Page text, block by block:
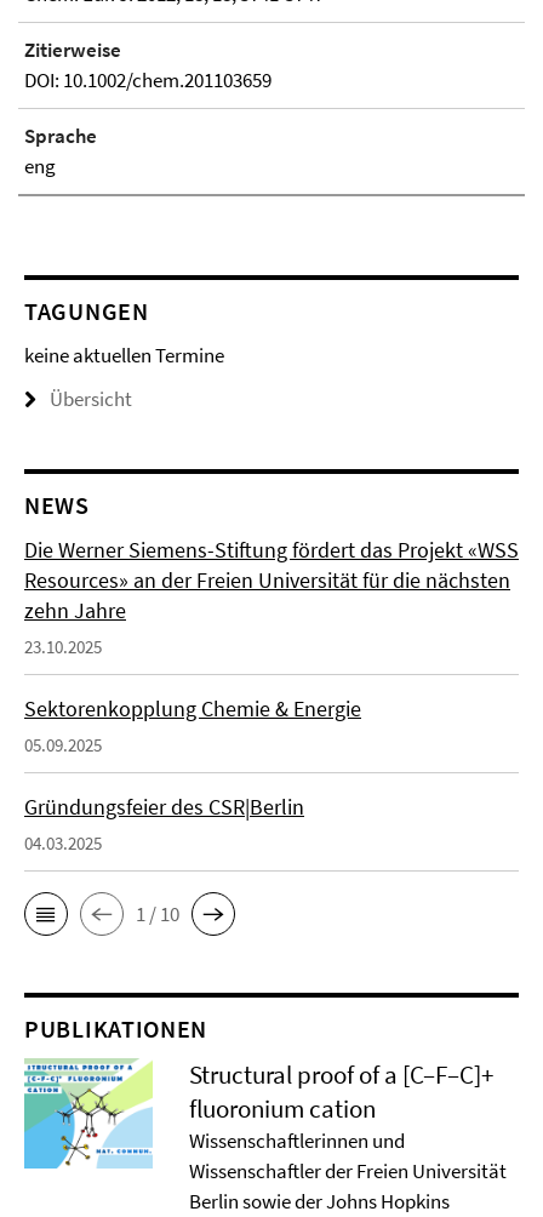
Zitierweise
DOI: 10.1002/chem.201103659
Sprache
eng
TAGUNGEN
keine aktuellen Termine
Übersicht
NEWS
Die Werner Siemens-Stiftung fördert das Projekt «WSS
Resources» an der Freien Universität für die nächsten
zehn Jahre
23.10.2025
Sektorenkopplung Chemie & Energie
05.09.2025
Gründungsfeier des CSR|Berlin
04.03.2025
1 / 10
PUBLIKATIONEN
Structural proof of a [C–F–C]+
ﬂuoronium cation
Wissenschaftlerinnen und
Wissenschaftler der Freien Universität
Berlin sowie der Johns Hopkins